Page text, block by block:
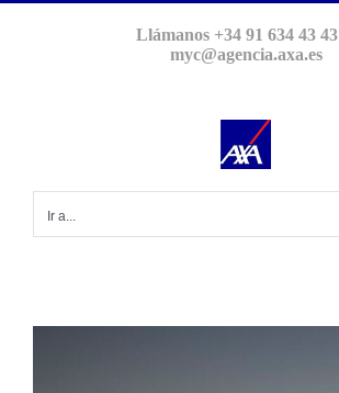
Llámanos +34 91 634 43 43
myc@agencia.axa.es
Ir a...